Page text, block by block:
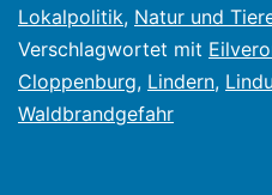
Lokalpolitik, Natur und
Verschlagwortet mit
Cloppenburg, Lindern,
Waldbrandgefahr